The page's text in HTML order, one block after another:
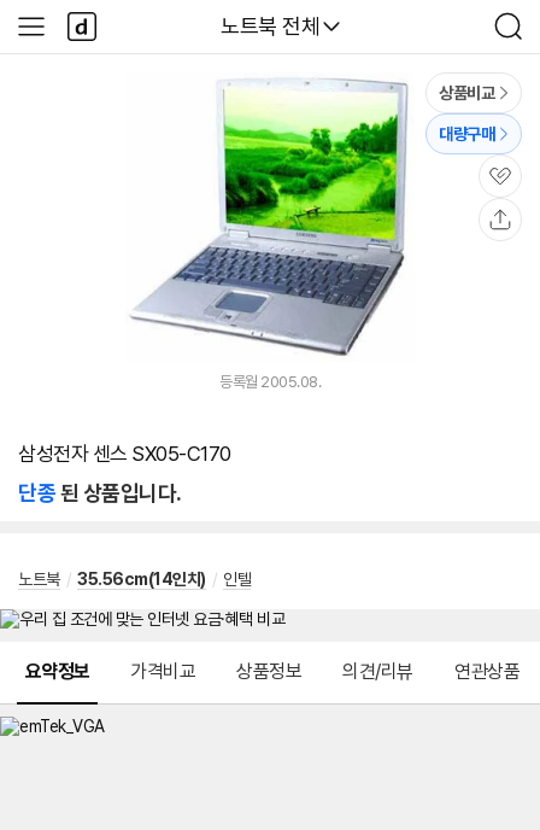
다나와
노트북 전체
검
색
사
이
다
나
와
상품비교
대량구매
관
심
등록월 2005.08.
삼성전자 센스 SX05-C170
단종된 상품입니다.
노트북 / 35.56cm(14인치) / 인텔
요약정보 가격비교 상품정보 의견/리뷰 연관상품